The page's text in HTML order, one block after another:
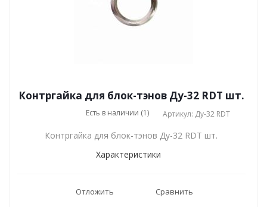
Контргайка для блок-тэнов Ду-32 RDT шт.
Есть в наличии (1) Артикул: Ду-32 RDT
Контргайка для блок-тэнов Ду-32 RDT шт.
Характеристики
Отложить Сравнить